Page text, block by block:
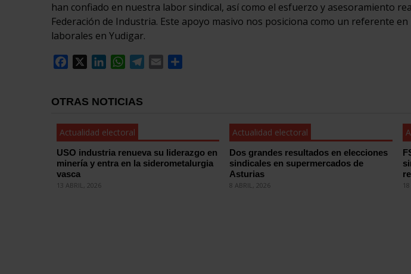
han confiado en nuestra labor sindical, así como el esfuerzo y asesoramiento
Federación de Industria. Este apoyo masivo nos posiciona como un referente
laborales en Yudigar.
Facebook
LinkedInWhatsApp
Telegram
Email
OTRAS NOTICIAS
Actualidad electoral
USO industria renueva su liderazgo en
minería y entra en la siderometalurgia
vasca
13 ABRIL, 2026
Actualidad electoral
Dos grandes resultados en elecciones
sindicales en supermercados de
Asturias
8 ABRIL, 2026